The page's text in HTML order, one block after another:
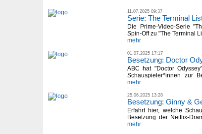
11.07.2025 09:37
Serie: The Terminal
Die Prime-Video-Serie
Spin-Off zu "The Terminal
mehr
01.07.2025 17:17
Besetzung: Doctor
ABC hat "Doctor
Schauspieler*innen zur
mehr
25.06.2025 13:28
Besetzung: Ginny &
Erfahrt hier, welche
Besetzung der Netflix-
mehr